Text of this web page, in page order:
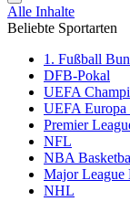
Alle Inhalte
Beliebte Sportarten
1. Fußball
DFB-Pokal
UEFA
UEFA Europa
Premier
NFL
NBA
Major League
NHL